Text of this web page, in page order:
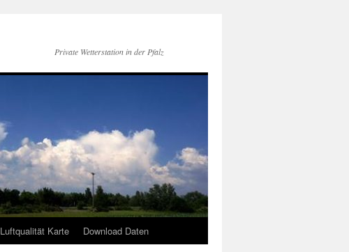
Private Wetterstation in der Pfalz
Luftqualität Karte Download Daten